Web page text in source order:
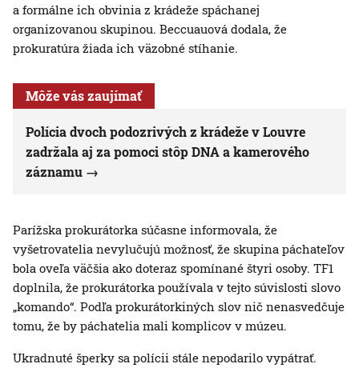
a formálne ich obvinia z krádeže spáchanej
organizovanou skupinou. Beccuauová dodala, že
prokuratúra žiada ich väzobné stíhanie.
Môže vás zaujímať
Polícia dvoch podozrivých z krádeže v Louvre
zadržala aj za pomoci stôp DNA a kamerového
záznamu
Parížska prokurátorka súčasne informovala, že
vyšetrovatelia nevylučujú možnosť, že skupina páchateľov
bola oveľa väčšia ako doteraz spomínané štyri osoby. TF1
doplnila, že prokurátorka používala v tejto súvislosti slovo
„komando“. Podľa prokurátorkiných slov nič nenasvedčuje
tomu, že by páchatelia mali komplicov v múzeu.
Ukradnuté šperky sa polícii stále nepodarilo vypátrať.